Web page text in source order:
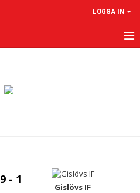
LOGGA IN
9 - 1
Gislövs IF